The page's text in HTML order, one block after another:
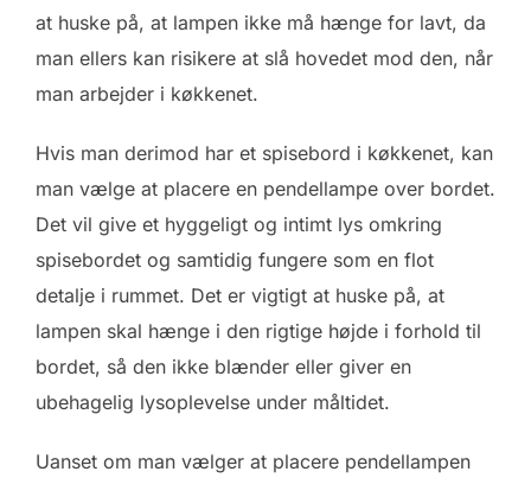
at huske på, at lampen ikke må hænge for lavt, da
man ellers kan risikere at slå hovedet mod den, når
man arbejder i køkkenet.
Hvis man derimod har et spisebord i køkkenet, kan
man vælge at placere en pendellampe over bordet.
Det vil give et hyggeligt og intimt lys omkring
spisebordet og samtidig fungere som en flot
detalje i rummet. Det er vigtigt at huske på, at
lampen skal hænge i den rigtige højde i forhold til
bordet, så den ikke blænder eller giver en
ubehagelig lysoplevelse under måltidet.
Uanset om man vælger at placere pendellampen